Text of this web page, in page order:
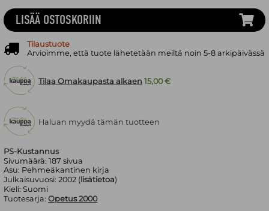
PS-Kustannus
Sivumäärä:187 sivua
Asu: Pehmeäkantinen kirja
Julkaisuvuosi:2002 ( lisätietoa)
Kieli:Suomi
Tuotesarja: Opetus 2000
LISÄÄ OSTOSKORIIN
Tilaustuote
Arvioimme, että tuote lähetetään meiltä noin 5-8 arkipäivässä
Tilaa Omakaupasta alkaen 15,00 €
Haluan myydä tämän tuotteen